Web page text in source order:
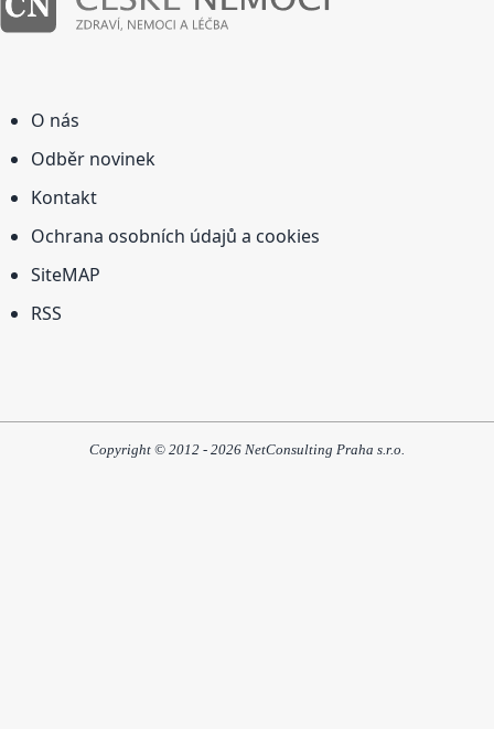
O nás
Odběr novinek
Kontakt
Ochrana osobních údajů a cookies
SiteMAP
RSS
Copyright © 2012 - 2026 NetConsulting Praha s.r.o.